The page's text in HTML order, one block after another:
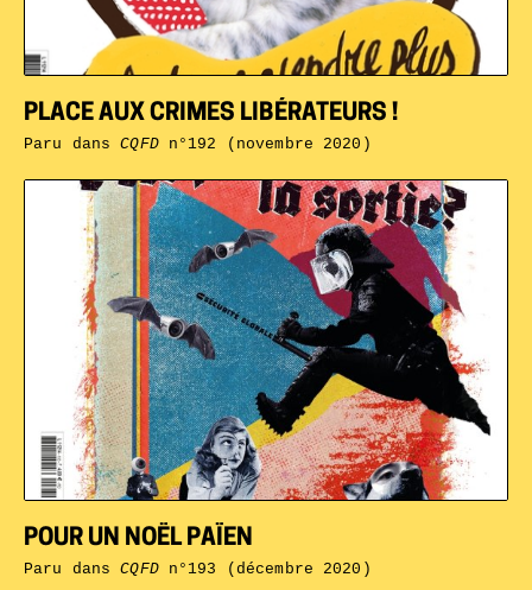
POUR UN NOËL PAÏEN
Paru dansCQFDn°193 (décembre 2020)
PLACE AUX CRIMES LIBÉRATEURS !
Paru dansCQFDn°192 (novembre 2020)